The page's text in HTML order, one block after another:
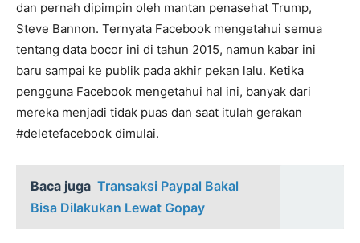
dan pernah dipimpin oleh mantan penasehat Trump,
Steve Bannon. Ternyata Facebook mengetahui semua
tentang data bocor ini di tahun 2015, namun kabar ini
baru sampai ke publik pada akhir pekan lalu. Ketika
pengguna Facebook mengetahui hal ini, banyak dari
mereka menjadi tidak puas dan saat itulah gerakan
#deletefacebook dimulai.
Baca juga Transaksi Paypal Bakal
Bisa Dilakukan Lewat Gopay